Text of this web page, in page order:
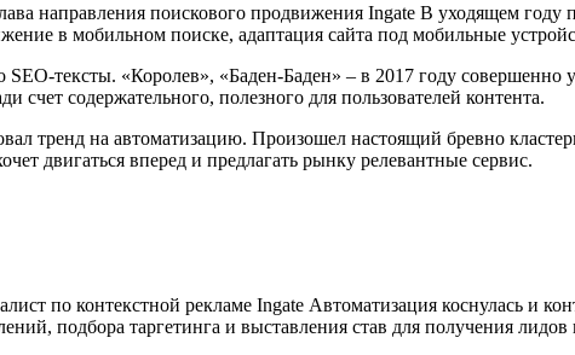
направления поискового продвижения Ingate В уходящем
в мобильном поиске, адаптация сайта под мобильные
SEO-тексты. «Королев», «Баден-Баден» – в 2017 году
счет содержательного, полезного для пользователей контента.
тренд на автоматизацию. Произошел настоящий бревно
двигаться вперед и предлагать рынку релевантные сервис.
по контекстной рекламе Ingate Автоматизация коснулась
подбора таргетинга и выставления став для получения лидов